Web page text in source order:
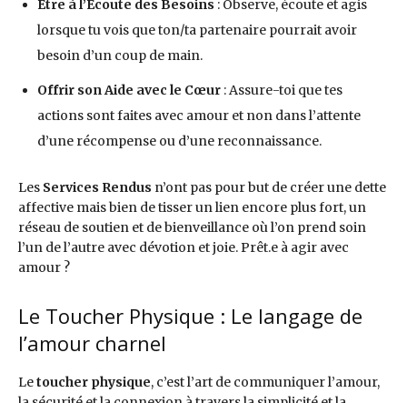
Être à l’Écoute des Besoins : Observe, écoute et agis
lorsque tu vois que ton/ta partenaire pourrait avoir
besoin d’un coup de main.
Offrir son Aide avec le Cœur : Assure-toi que tes
actions sont faites avec amour et non dans l’attente
d’une récompense ou d’une reconnaissance.
Les Services Rendus n’ont pas pour but de créer une dette
affective mais bien de tisser un lien encore plus fort, un
réseau de soutien et de bienveillance où l’on prend soin
l’un de l’autre avec dévotion et joie. Prêt.e à agir avec
amour ?
Le Toucher Physique : Le langage de
l’amour charnel
Letoucher physique, c’est l’art de communiquer l’amour,